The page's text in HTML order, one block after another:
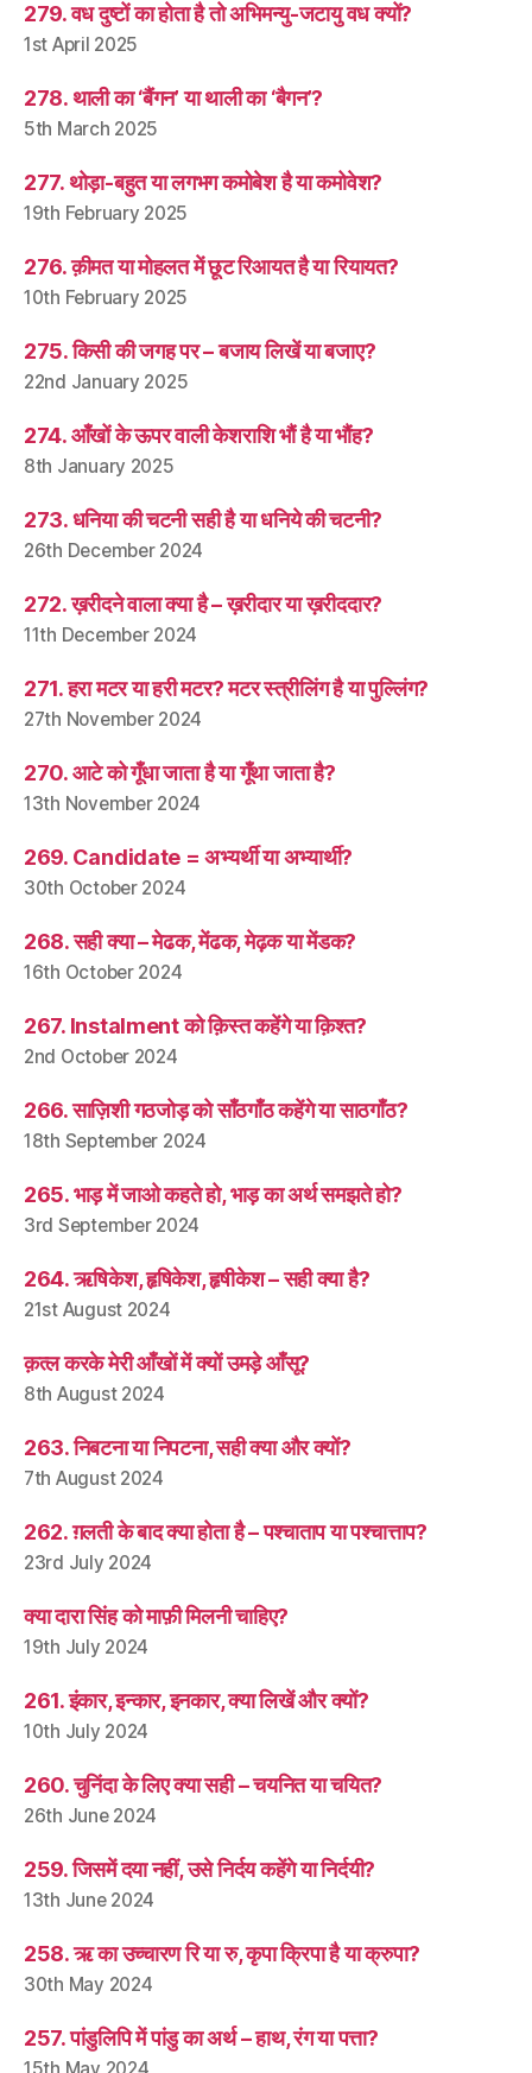
279. वध दुष्टों का होता है तो अभिमन्यु-जटायु वध क्यों?
1st April 2025
278. थाली का ‘बैंगन’ या थाली का ‘बैगन’?
5th March 2025
277. थोड़ा-बहुत या लगभग कमोबेश है या कमोवेश?
19th February 2025
276. क़ीमत या मोहलत में छूट रिआयत है या रियायत?
10th February 2025
275. किसी की जगह पर – बजाय लिखें या बजाए?
22nd January 2025
274. आँखों के ऊपर वाली केशराशि भौं है या भौंह?
8th January 2025
273. धनिया की चटनी सही है या धनिये की चटनी?
26th December 2024
272. ख़रीदने वाला क्या है – ख़रीदार या ख़रीददार?
11th December 2024
271. हरा मटर या हरी मटर? मटर स्त्रीलिंग है या पुल्लिंग?
27th November 2024
270. आटे को गूँधा जाता है या गूँथा जाता है?
13th November 2024
269. Candidate = अभ्यर्थी या अभ्यार्थी?
30th October 2024
268. सही क्या – मेढक, मेंढक, मेढ़क या मेंडक?
16th October 2024
267. Instalment को क़िस्त कहेंगे या क़िश्त?
2nd October 2024
266. साज़िशी गठजोड़ को साँठगाँठ कहेंगे या साठगाँठ?
18th September 2024
265. भाड़ में जाओ कहते हो, भाड़ का अर्थ समझते हो?
3rd September 2024
264. ऋषिकेश, हृषिकेश, हृषीकेश – सही क्या है?
21st August 2024
क़त्ल करके मेरी आँखों में क्यों उमड़े आँसू?
8th August 2024
263. निबटना या निपटना, सही क्या और क्यों?
7th August 2024
262. ग़लती के बाद क्या होता है – पश्चाताप या पश्चात्ताप?
23rd July 2024
क्या दारा सिंह को माफ़ी मिलनी चाहिए?
19th July 2024
261. इंकार, इन्कार, इनकार, क्या लिखें और क्यों?
10th July 2024
260. चुनिंदा के लिए क्या सही – चयनित या चयित?
26th June 2024
259. जिसमें दया नहीं, उसे निर्दय कहेंगे या निर्दयी?
13th June 2024
258. ऋ का उच्चारण रि या रु, कृपा क्रिपा है या क्रुपा?
30th May 2024
257. पांडुलिपि में पांडु का अर्थ – हाथ, रंग या पत्ता?